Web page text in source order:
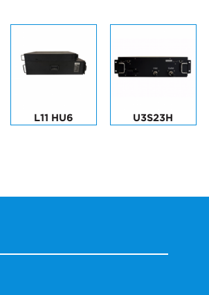
L11 HU6 U3S23H